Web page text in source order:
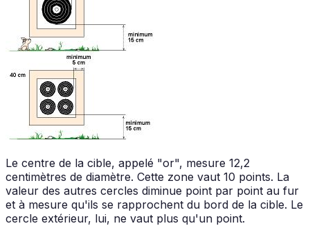
Le centre de la cible, appelé "or", mesure 12,2
centimètres de diamètre. Cette zone vaut 10 points. La
valeur des autres cercles diminue point par point au fur
et à mesure qu'ils se rapprochent du bord de la cible. Le
cercle extérieur, lui, ne vaut plus qu'un point.